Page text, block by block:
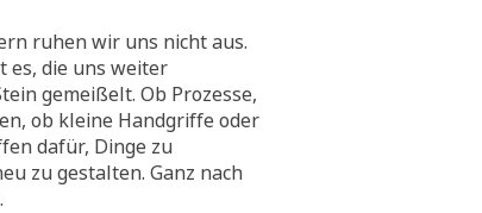
ruhen wir uns nicht aus.
es, die uns weiter
gemeißelt. Ob Prozesse,
ob kleine Handgriffe oder
dafür, Dinge zu
zu gestalten. Ganz nach
.